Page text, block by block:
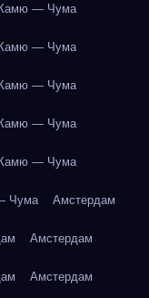
— Чума
— Чума
— Чума
— Чума
— Чума
Чума Амстердам
Амстердам
Амстердам